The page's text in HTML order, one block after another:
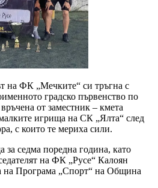
на ФК „Мечките“ си тръгна с
градско първенство по
от заместник – кмета
игрища на СК „Ялта“ след
с които те мериха сили.
за седма поредна година, като
на ФК „Русе“ Калоян
на Програма „Спорт“ на Община